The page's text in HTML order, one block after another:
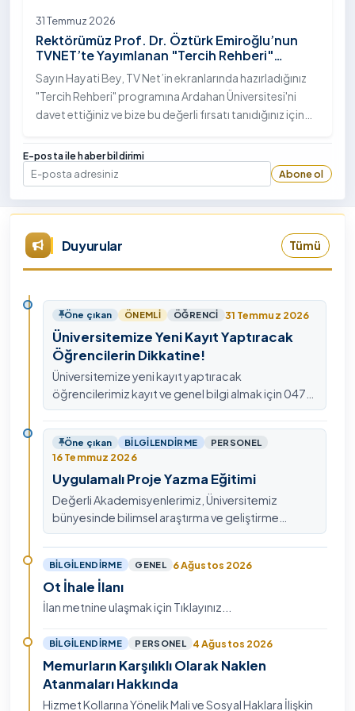
31 Temmuz 2026
Rektörümüz Prof. Dr. Öztürk Emiroğlu’nun
TVNET’te Yayımlanan "Tercih Rehberi"
Programındaki Röportajı
Sayın Hayati Bey, TV Net’in ekranlarında hazırladığınız
"Tercih Rehberi" programına Ardahan Üniversitesi'ni
davet ettiğiniz ve bize bu değerli fırsatı tanıdığınız için
teşekkürlerimi sunuyorum.
E-posta ile haber bildirimi
E-posta
Abone ol
Duyurular Tümü
Öne çıkan ÖNEMLI ÖĞRENCI 31 Temmuz 2026
Üniversitemize Yeni Kayıt Yaptıracak
Öğrencilerin Dikkatine!
Üniversitemize yeni kayıt yaptıracak
öğrencilerimiz kayıt ve genel bilgi almak için 0478
211 75 75 Dahili: 1913 nolu telefondan
ulaşabilirsiniz.
Öne çıkan BILGILENDIRME PERSONEL
16 Temmuz 2026
Uygulamalı Proje Yazma Eğitimi
Değerli Akademisyenlerimiz, Üniversitemiz
bünyesinde bilimsel araştırma ve geliştirme
kültürünü güçlendirmek, ulusal ve uluslararası fon
mekanizmala…
BILGILENDIRME GENEL 6 Ağustos 2026
Ot İhale İlanı
İlan metnine ulaşmak için Tıklayınız...
BILGILENDIRME PERSONEL 4 Ağustos 2026
Memurların Karşılıklı Olarak Naklen
Atanmaları Hakkında
Hizmet Kollarına Yönelik Mali ve Sosyal Haklara İlişkin